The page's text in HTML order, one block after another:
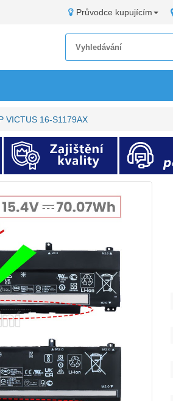
Průvodce kupujícím
VICTUS 16-S1179AX